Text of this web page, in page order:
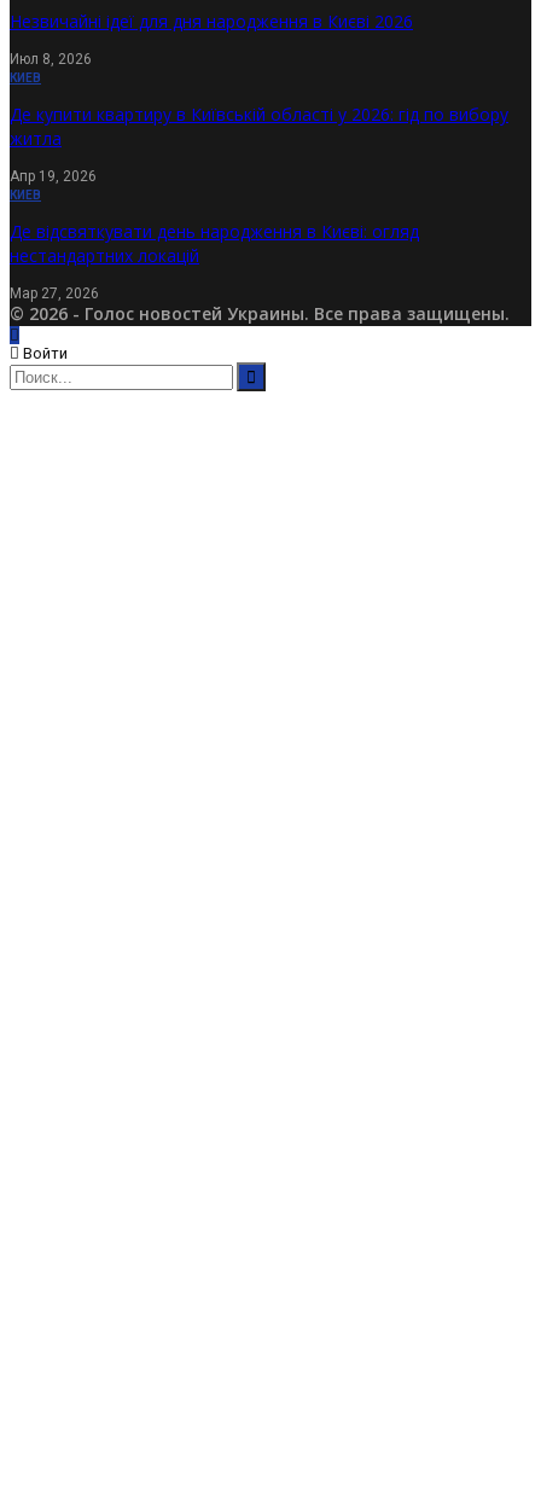
Незвичайні ідеї для дня народження в Києві 2026
Июл 8, 2026
КИЕВ
Де купити квартиру в Київській області у 2026: гід по вибору
житла
Апр 19, 2026
КИЕВ
Де відсвяткувати день народження в Києві: огляд
нестандартних локацій
Мар 27, 2026
© 2026 - Голос новостей Украины. Все права защищены.
Войти